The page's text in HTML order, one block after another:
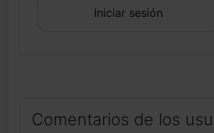
Iniciar sesión
Comentarios de los